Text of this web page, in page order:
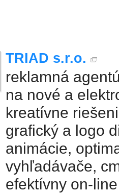
TRIAD s.r.o.
reklamná
na nové a
kreatívne
grafický a logo
animácie,
vyhľadávače,
efektívny on-